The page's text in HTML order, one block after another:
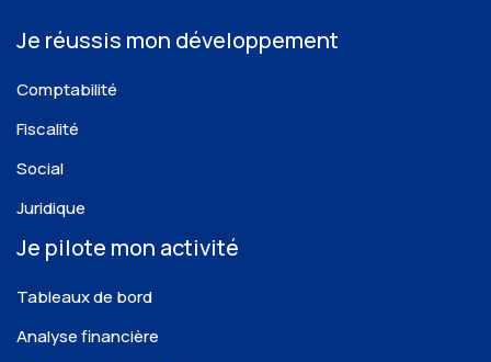
Je réussis mon développement
Comptabilité
Fiscalité
Social
Juridique
Je pilote mon activité
Tableaux de bord
Analyse financière